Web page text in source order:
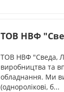
ТОВ НВФ
ТОВ НВФ "Сведа,
виробництва та
обладнання. Ми
(одноролікові, б...